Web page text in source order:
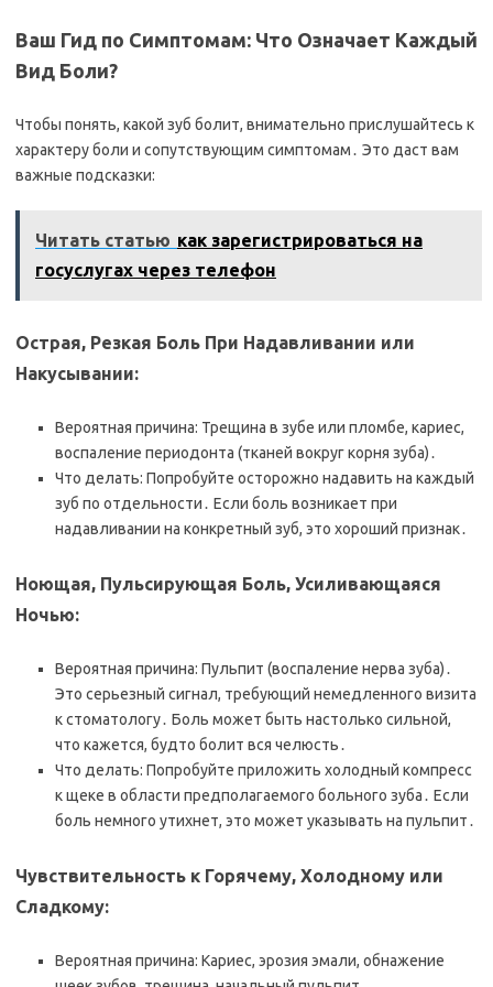
Ваш Гид по Симптомам: Что Означает Каждый
Вид Боли?
Чтобы понять, какой зуб болит, внимательно прислушайтесь к
характеру боли и сопутствующим симптомам․ Это даст вам
важные подсказки:
Читать статью как зарегистрироваться на
госуслугах через телефон
Острая, Резкая Боль При Надавливании или
Накусывании:
Вероятная причина: Трещина в зубе или пломбе, кариес,
воспаление периодонта (тканей вокруг корня зуба)․
Что делать: Попробуйте осторожно надавить на каждый
зуб по отдельности․ Если боль возникает при
надавливании на конкретный зуб, это хороший признак․
Ноющая, Пульсирующая Боль, Усиливающаяся
Ночью:
Вероятная причина: Пульпит (воспаление нерва зуба)․
Это серьезный сигнал, требующий немедленного визита
к стоматологу․ Боль может быть настолько сильной,
что кажется, будто болит вся челюсть․
Что делать: Попробуйте приложить холодный компресс
к щеке в области предполагаемого больного зуба․ Если
боль немного утихнет, это может указывать на пульпит․
Чувствительность к Горячему, Холодному или
Сладкому:
Вероятная причина: Кариес, эрозия эмали, обнажение